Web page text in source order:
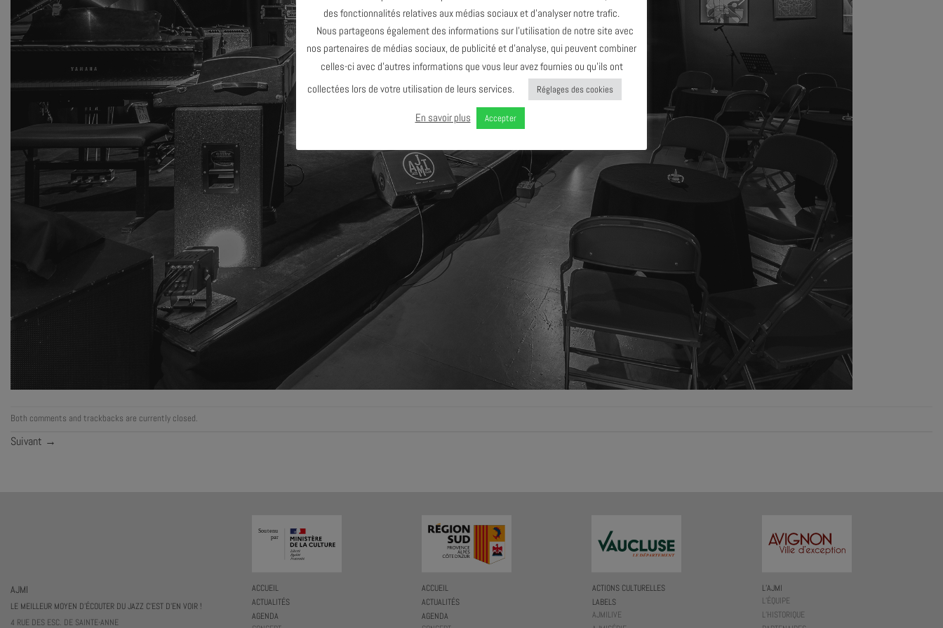
Both comments and trackbacks are currently closed.
Suivant →
AJMI
LE MEILLEUR MOYEN D'ÉCOUTER DU JAZZ C'EST D'EN VOIR !
4 RUE DES ESC. DE SAINTE-ANNE
ACCUEIL
ACTUALITÉS
AGENDA
ACCUEIL
ACTUALITÉS
AGENDA
ACTIONS CULTURELLES
LABELS
AJMILIVE
L’AJMI
L’ÉQUIPE
L’HISTORIQUE
des fonctionnalités relatives aux médias sociaux et d’analyser notre trafic.
Nous partageons également des informations sur l’utilisation de notre site avec
nos partenaires de médias sociaux, de publicité et d’analyse, qui peuvent combiner
celles-ci avec d’autres informations que vous leur avez fournies ou qu’ils ont
collectées lors de votre utilisation de leurs services.
Réglages des cookies
En savoir plus Accepter